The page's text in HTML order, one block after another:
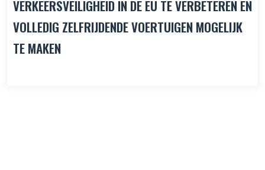
VERKEERSVEILIGHEID IN DE EU TE VERBETEREN EN
VOLLEDIG ZELFRIJDENDE VOERTUIGEN MOGELIJK
TE MAKEN